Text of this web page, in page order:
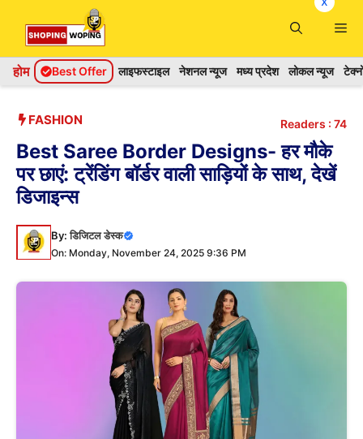
content
होम Best Offer लाइफस्टाइल नेशनल न्यूज मध्य प्रदेश लोकल न्यूज
FASHION Readers : 74
Best Saree Border Designs- हर मौके
पर छाएं: ट्रेंडिंग बॉर्डर वाली साड़ियों के साथ, देखें
डिजाइन्स
By:डिजिटल डेस्क
On: Monday, November 24, 2025 9:36 PM